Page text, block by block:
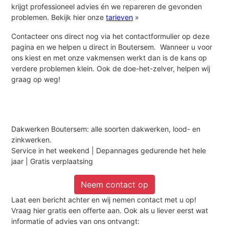
krijgt professioneel advies én we repareren de gevonden
problemen. Bekijk hier onzetarieven »
Contacteer ons direct nog via het contactformulier op deze
pagina en we helpen u direct in Boutersem. Wanneer u voor
ons kiest en met onze vakmensen werkt dan is de kans op
verdere problemen klein. Ook de doe-het-zelver, helpen wij
graag op weg!
Dakwerken Boutersem: alle soorten dakwerken, lood- en
zinkwerken.
Service in het weekend | Depannages gedurende het hele
jaar | Gratis verplaatsing
Neem contact op
Laat een bericht achter en wij nemen contact met u op!
Vraag hier gratis een offerte aan. Ook als u liever eerst wat
informatie of advies van ons ontvangt: